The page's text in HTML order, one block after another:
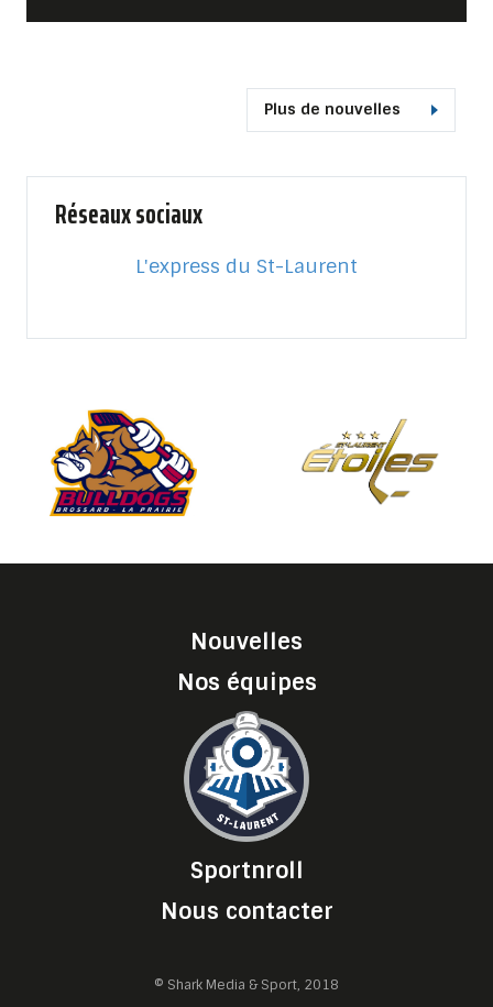
Plus de nouvelles
Réseaux sociaux
L'express du St-Laurent
Nouvelles
Nos équipes
Sportnroll
Nous contacter
© Shark Media & Sport, 2018